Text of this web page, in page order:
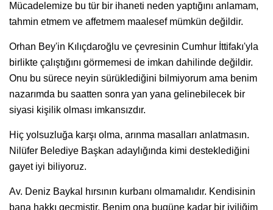
Mücadelemize bu tür bir ihaneti neden yaptığını anlamam,
tahmin etmem ve affetmem maalesef mümkün değildir.
Orhan Bey'in Kılıçdaroğlu ve çevresinin Cumhur İttifakı'yla
birlikte çalıştığını görmemesi de imkan dahilinde değildir.
Onu bu sürece neyin sürüklediğini bilmiyorum ama benim
nazarımda bu saatten sonra yan yana gelinebilecek bir
siyasi kişilik olması imkansızdır.
Hiç yolsuzluğa karşı olma, arınma masalları anlatmasın.
Nilüfer Belediye Başkan adaylığında kimi desteklediğini
gayet iyi biliyoruz.
Av. Deniz Baykal hırsının kurbanı olmamalıdır. Kendisinin
bana hakkı geçmiştir. Benim ona bugüne kadar bir iyiliğim